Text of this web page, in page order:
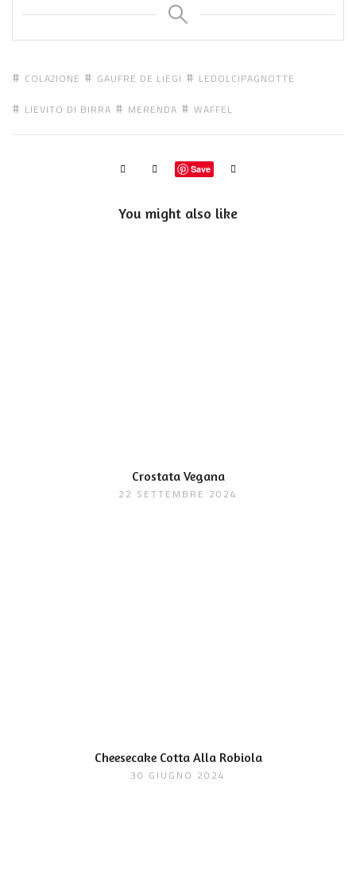
COLAZIONE GAUFRE DE LIEGI LEDOLCIPAGNOTTE
LIEVITO DI BIRRA MERENDA WAFFEL
Save
You might also like
Crostata Vegana
22 SETTEMBRE 2024
Cheesecake Cotta Alla Robiola
30 GIUGNO 2024